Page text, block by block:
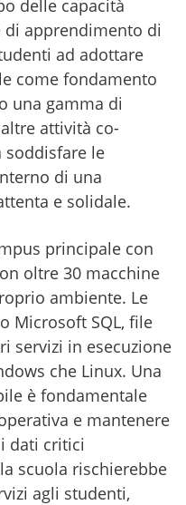
delle capacità
apprendimento di
ad adottare
come fondamento
una gamma di
attività co-
soddisfare le
di una
e solidale.
principale con
oltre 30 macchine
ambiente. Le
Microsoft SQL, file
servizi in esecuzione
che Linux. Una
è fondamentale
e mantenere
dati critici
scuola rischierebbe
agli studenti,